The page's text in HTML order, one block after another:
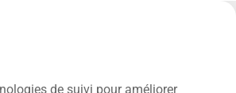
de suivi pour améliorer